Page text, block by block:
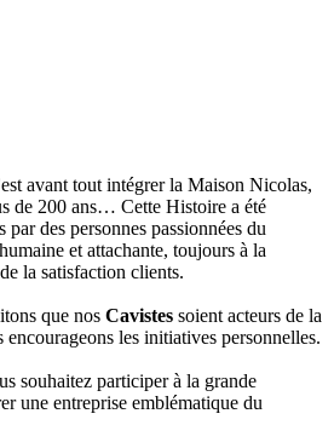
avant tout intégrer la Maison Nicolas,
de 200 ans… Cette Histoire a été
des personnes passionnées du
et attachante, toujours à la
la satisfaction clients.
que nos Cavistes soient acteurs de la
encourageons les initiatives personnelles.
souhaitez participer à la grande
une entreprise emblématique du